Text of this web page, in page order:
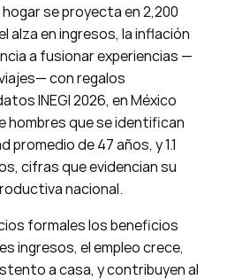
se proyecta en 2,200
alza en ingresos, la inflación
a fusionar experiencias —
con regalos
INEGI 2026, en México
hombres que se identifican
de 47 años, y 1.1
cifras que evidencian su
nacional.
formales los beneficios
ingresos, el empleo crece,
a casa, y contribuyen al